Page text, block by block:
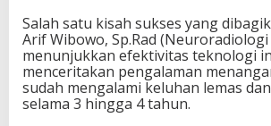
Salah satu kisah sukses yang
Arif Wibowo, Sp.Rad
menunjukkan efektivitas teknologi
menceritakan pengalaman
sudah mengalami keluhan lemas
selama 3 hingga 4 tahun.